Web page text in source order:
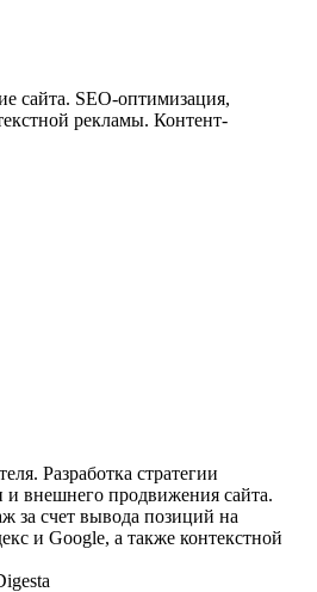
сайта. SEO-оптимизация,
рекламы. Контент-
Разработка стратегии
внешнего продвижения сайта.
за счет вывода позиций на
и Google, а также контекстной